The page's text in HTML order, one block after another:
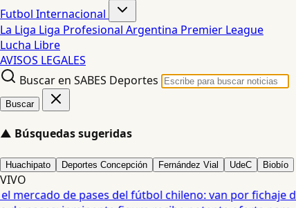
Futbol Internacional
La Liga Liga Profesional Argentina Premier League
Lucha Libre
AVISOS LEGALES
Buscar en SABES Deportes
Buscar
▲ Búsquedas sugeridas
Huachipato Deportes Concepción Fernández Vial UdeC Biobío
VIVO
de pases del fútbol chileno: van por fichaje de